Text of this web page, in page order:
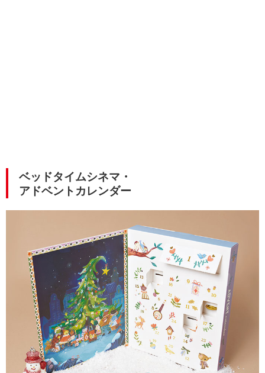
ベッドタイムシネマ・
アドベントカレンダー